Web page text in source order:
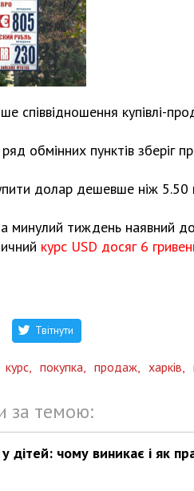
співвідношення купівлі-
обмінних пунктів зберіг
долар дешевше ніж 5.50
минулий тиждень наявний
курс USD досяг 6
Твітнути
курс, покупка, продаж, харків,
за темою:
дітей: чому виникає і як